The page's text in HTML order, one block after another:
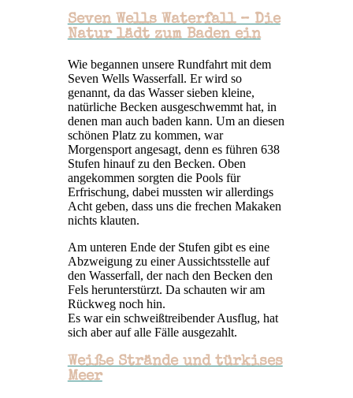
Seven Wells Waterfall – Die
Natur lädt zum Baden ein
Wie begannen unsere Rundfahrt mit dem
Seven Wells Wasserfall. Er wird so
genannt, da das Wasser sieben kleine,
natürliche Becken ausgeschwemmt hat, in
denen man auch baden kann. Um an diesen
schönen Platz zu kommen, war
Morgensport angesagt, denn es führen 638
Stufen hinauf zu den Becken. Oben
angekommen sorgten die Pools für
Erfrischung, dabei mussten wir allerdings
Acht geben, dass uns die frechen Makaken
nichts klauten.
Am unteren Ende der Stufen gibt es eine
Abzweigung zu einer Aussichtsstelle auf
den Wasserfall, der nach den Becken den
Fels herunterstürzt. Da schauten wir am
Rückweg noch hin.
Es war ein schweißtreibender Ausflug, hat
sich aber auf alle Fälle ausgezahlt.
Weiße Strände und türkises
Meer